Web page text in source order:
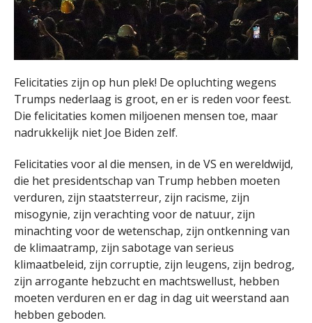
Felicitaties zijn op hun plek! De opluchting wegens
Trumps nederlaag is groot, en er is reden voor feest.
Die felicitaties komen miljoenen mensen toe, maar
nadrukkelijk niet Joe Biden zelf.
Felicitaties voor al die mensen, in de VS en wereldwijd,
die het presidentschap van Trump hebben moeten
verduren, zijn staatsterreur, zijn racisme, zijn
misogynie, zijn verachting voor de natuur, zijn
minachting voor de wetenschap, zijn ontkenning van
de klimaatramp, zijn sabotage van serieus
klimaatbeleid, zijn corruptie, zijn leugens, zijn bedrog,
zijn arrogante hebzucht en machtswellust, hebben
moeten verduren en er dag in dag uit weerstand aan
hebben geboden.